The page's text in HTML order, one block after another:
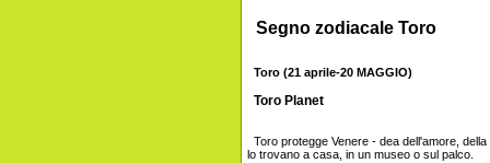
Segno zodiacale Toro
Toro (21 aprile-20 MAGGIO)
Toro Planet
Toro protegge Venere - dea dell'amore,
lo trovano a casa, in un museo o sul palco.